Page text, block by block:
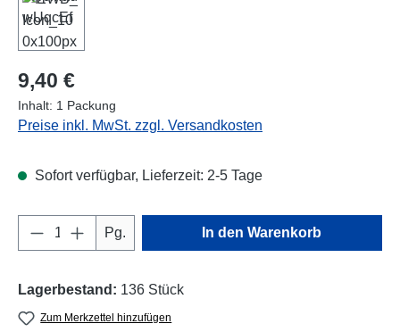
Regulärer Preis:
9,40 €
Inhalt: 1 Packung
Preise inkl. MwSt. zzgl. Versandkosten
Sofort verfügbar, Lieferzeit: 2-5 Tage
Produkt Anzahl: Gib den gewünschten
Pg. In den Warenkorb
Lagerbestand: 136 Stück
Zum Merkzettel hinzufügen